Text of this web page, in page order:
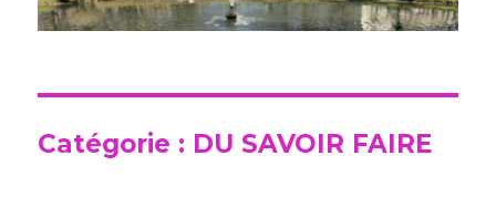
Catégorie : DU SAVOIR FAIRE